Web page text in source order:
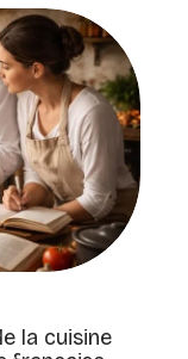
la cuisine